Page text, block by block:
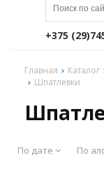
+375
Главная Каталог
Шпатлевки
По дате По